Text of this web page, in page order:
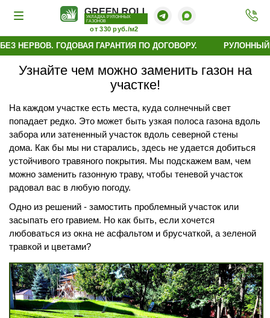
УКЛАДКА РУЛОННЫХ
ГАЗОНОВ
от 330 руб./м2
НЕРВОВ. ГОДОВАЯ ГАРАНТИЯ ПО ДОГОВОРУ. РУЛОННЫЙ
Узнайте чем можно заменить газон на
участке!
На каждом участке есть места, куда солнечный свет
попадает редко. Это может быть узкая полоса газона вдоль
забора или затененный участок вдоль северной стены
дома. Как бы мы ни старались, здесь не удается добиться
устойчивого травяного покрытия. Мы подскажем вам, чем
можно заменить газонную траву, чтобы теневой участок
радовал вас в любую погоду.
Одно из решений - замостить проблемный участок или
засыпать его гравием. Но как быть, если хочется
любоваться из окна не асфальтом и брусчаткой, а зеленой
травкой и цветами?